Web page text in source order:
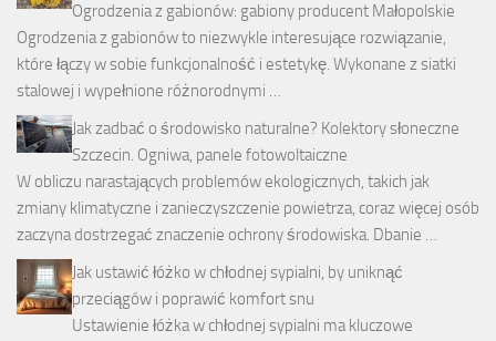
Ogrodzenia z gabionów: gabiony producent Małopolskie
Ogrodzenia z gabionów to niezwykle interesujące rozwiązanie,
które łączy w sobie funkcjonalność i estetykę. Wykonane z siatki
stalowej i wypełnione różnorodnymi …
Jak zadbać o środowisko naturalne? Kolektory słoneczne
Szczecin. Ogniwa, panele fotowoltaiczne
W obliczu narastających problemów ekologicznych, takich jak
zmiany klimatyczne i zanieczyszczenie powietrza, coraz więcej osób
zaczyna dostrzegać znaczenie ochrony środowiska. Dbanie …
Jak ustawić łóżko w chłodnej sypialni, by uniknąć
przeciągów i poprawić komfort snu
Ustawienie łóżka w chłodnej sypialni ma kluczowe